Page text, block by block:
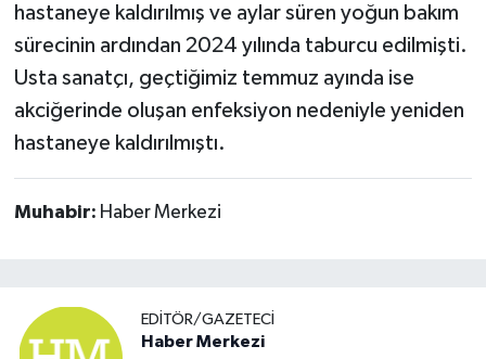
hastaneye kaldırılmış ve aylar süren yoğun bakım
sürecinin ardından 2024 yılında taburcu edilmişti.
Usta sanatçı, geçtiğimiz temmuz ayında ise
akciğerinde oluşan enfeksiyon nedeniyle yeniden
hastaneye kaldırılmıştı.
Muhabir: Haber Merkezi
EDITÖR/GAZETECI
Haber Merkezi